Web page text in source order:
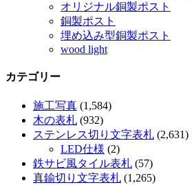
オリジナル銅製ポスト
銅製ポスト
埋め込み型銅製ポスト
wood light
カテゴリー
施工写真 (1,584)
木の表札 (932)
ステンレス切り文字表札 (2,631)
LED仕様 (2)
鉄サビ風タイル表札 (57)
真鍮切り文字表札 (1,265)